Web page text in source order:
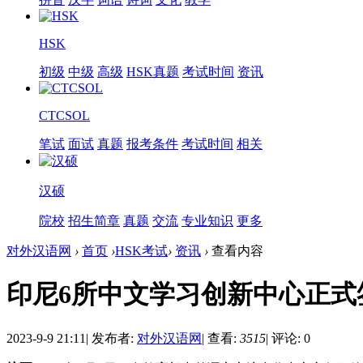
HSK
初级 中级 高级 HSK真题 考试时间 资讯
CTCSOL
笔试 面试 真题 报考条件 考试时间 相关
汉硕
院校 招生简章 真题 交流 专业知识 更多
对外汉语网 › 首页 ›HSK考试› 资讯 › 查看内容
印尼6所中文学习创新中心正
2023-9-9 21:11 | 发布者: 对外汉语网 | 查看: 3515| 评论: 0